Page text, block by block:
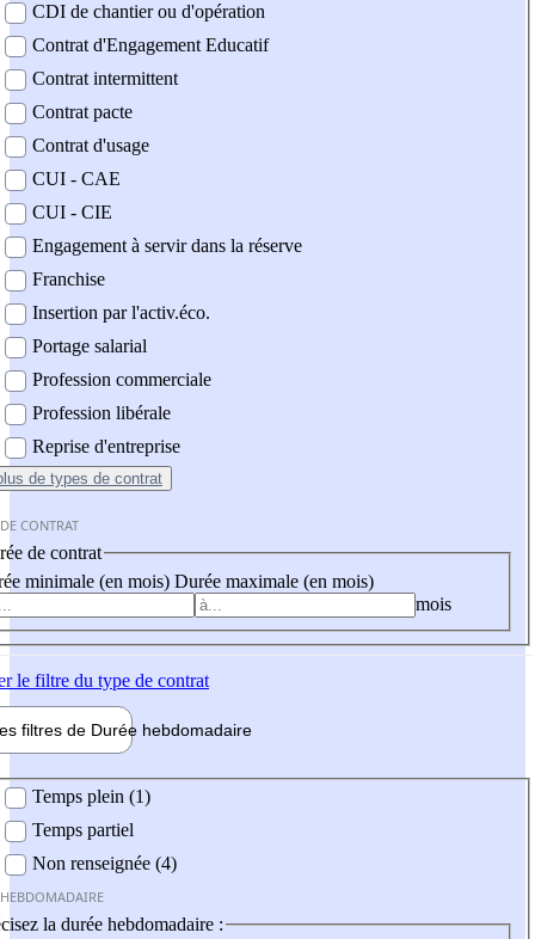
CDI de chantier ou d'opération
Contrat d'Engagement Educatif
Contrat intermittent
Contrat pacte
Contrat d'usage
CUI - CAE
CUI - CIE
Engagement à servir dans la réserve
Franchise
Insertion par l'activ.éco.
Portage salarial
Profession commerciale
Profession libérale
Reprise d'entreprise
de types de contrat
CONTRAT
de contrat
minimale (en mois) Durée maximale (en mois)
mois
le filtre du type de contrat
filtres de Durée hebdomadaire
Temps plein (1)
Temps partiel
Non renseignée (4)
la durée hebdomadaire :